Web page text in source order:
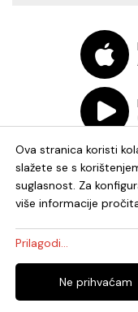
© 2026. - Knjižnica i
82278819336 -
Ova stranica koristi
slažete se s
suglasnost. Za
više informacije
Prilagodi...
Ne prihvaćam